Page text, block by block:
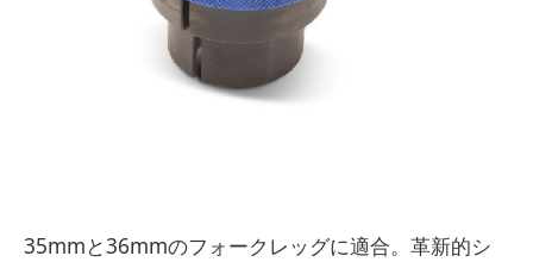
35mmと36mmのフォークレッグに適合。革新的シ